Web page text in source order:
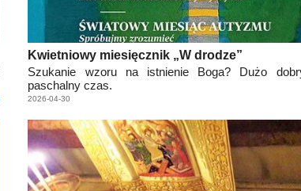
Kwietniowy miesięcznik „W drodze”
Szukanie wzoru na istnienie Boga? Dużo
paschalny czas.
2026-04-30